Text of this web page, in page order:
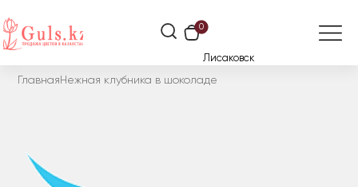
0
Лисаковск
Главная Нежная клубника в шоколаде